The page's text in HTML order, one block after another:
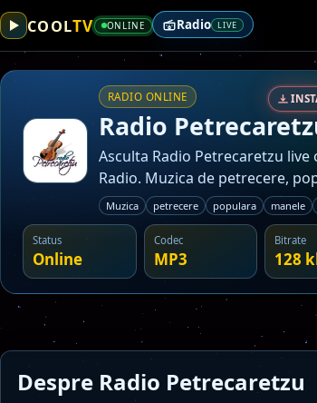
COOLTV ONLINE Radio LIVE
RADIO ONLINE
Radio
Asculta Radio Petrecaretzu live
Radio. Muzica de petrecere,
un singur post.
Muzica petrecere populara manele
Status
Online
Codec
MP3
Bitrate
128
Despre Radio Petrecaretzu